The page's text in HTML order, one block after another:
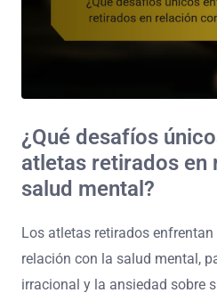
¿Qué desafíos
atletas retirados en
salud mental?
Los atletas retirados
relación con la salud mental,
irracional y la ansiedad sobre